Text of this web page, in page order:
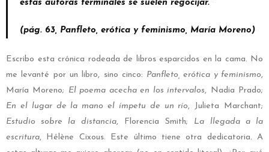
estas autoras terminales se suelen regocijar.”
(pág. 63, Panfleto, erótica y feminismo , María Moreno)
Escribo esta crónica rodeada de libros esparcidos en la cama. No
me levanté por un libro, sino cinco: Panfleto, erótica y feminismo,
María Moreno; El poema acecha en los intervalos, Nadia Prado;
En el lugar de la mano el ímpetu de un río, Julieta Marchant;
Estudio sobre la distancia, Florencia Smith; La llegada a la
escritura, Hélène Cixous. Este último tiene otra dedicatoria. A